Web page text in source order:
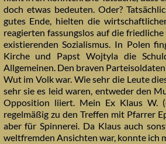
doch etwas bedeuten. Oder?
gutes Ende, hielten die
reagierten fassungslos auf die
existierenden Sozialismus. In Polen
Kirche und Papst Wojtyla die
Allgemeinen. Den braven
Wut im Volk war. Wie sehr die Leute
sehr sie es leid waren, entweder den
Opposition liiert. Mein Ex Klaus W.
regelmäßig zu den Treffen mit Pfarrer
aber für Spinnerei. Da Klaus auch
weltfremden Ansichten war, konnte ich